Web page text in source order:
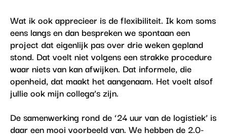
Wat ik ook apprecieer is de flexibiliteit. Ik kom soms
eens langs en dan bespreken we spontaan een
project dat eigenlijk pas over drie weken gepland
stond. Dat voelt niet volgens een strakke procedure
waar niets van kan afwijken. Dat informele, die
openheid, dat maakt het aangenaam. Het voelt alsof
jullie ook mijn collega’s zijn.
De samenwerking rond de ‘24 uur van de logistiek’ is
daar een mooi voorbeeld van. We hebben de 2.0-